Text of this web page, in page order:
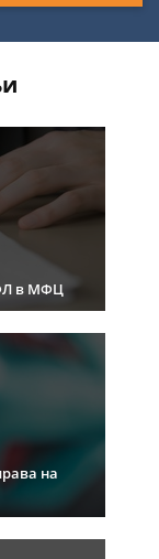
в МФЦ
на